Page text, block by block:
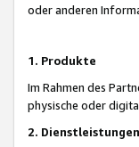
oder anderen
1. Produkte
Im Rahmen des
physische oder
2. Dienstleistungen